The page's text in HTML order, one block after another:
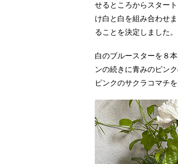
せるところからスター
け白と白を組み合わせ
ることを決定しました。
白のブルースターを８
ンの続きに青みのピン
ピンクのサクラコマチを